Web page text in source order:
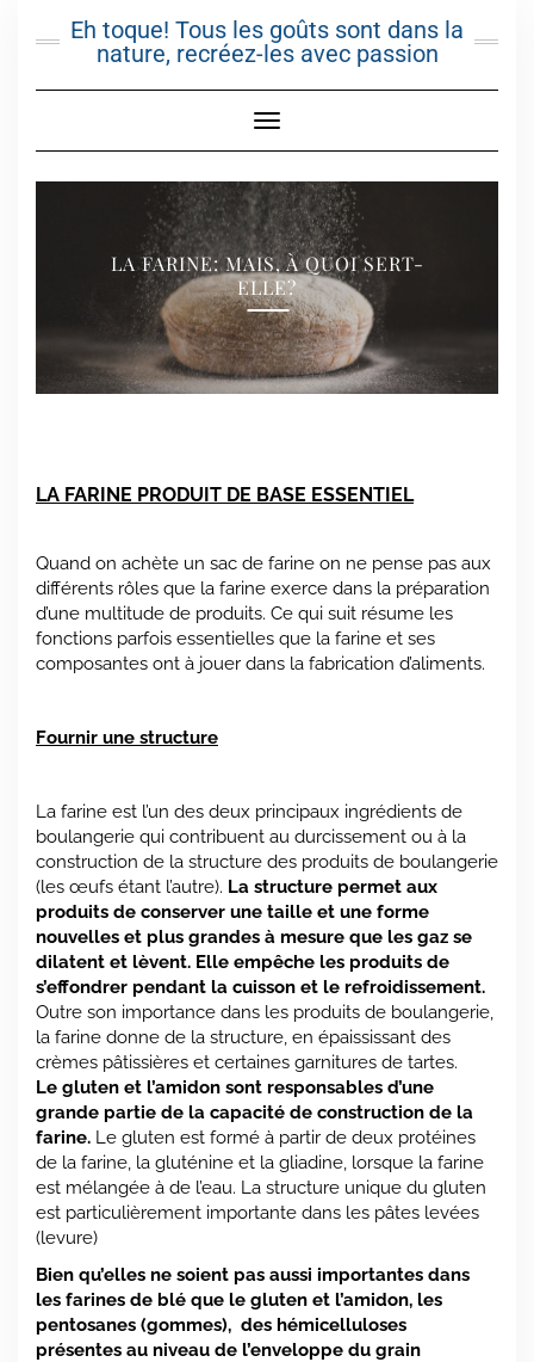
Eh toque! Tous les goûts sont dans la
nature, recréez-les avec passion
Toggle Navigation
LA FARINE: MAIS, À QUOI SERT-
ELLE?
LA FARINE PRODUIT DE BASE ESSENTIEL
Quand on achète un sac de farine on ne pense pas aux
différents rôles que la farine exerce dans la préparation
d’une multitude de produits. Ce qui suit résume les
fonctions parfois essentielles que la farine et ses
composantes ont à jouer dans la fabrication d’aliments.
Fournir une structure
La farine est l’un des deux principaux ingrédients de
boulangerie qui contribuent au durcissement ou à la
construction de la structure des produits de boulangerie
(les œufs étant l’autre). La structure permet aux
produits de conserver une taille et une forme
nouvelles et plus grandes à mesure que les gaz se
dilatent et lèvent. Elle empêche les produits de
s’effondrer pendant la cuisson et le refroidissement.
Outre son importance dans les produits de boulangerie,
la farine donne de la structure, en épaississant des
crèmes pâtissières et certaines garnitures de tartes.
Le gluten et l’amidon sont responsables d’une
grande partie de la capacité de construction de la
farine. Le gluten est formé à partir de deux protéines
de la farine, la gluténine et la gliadine, lorsque la farine
est mélangée à de l’eau. La structure unique du gluten
est particulièrement importante dans les pâtes levées
(levure)
Bien qu’elles ne soient pas aussi importantes dans
les farines de blé que le gluten et l’amidon, les
pentosanes (gommes), des hémicelluloses
présentes au niveau de l’enveloppe du grain